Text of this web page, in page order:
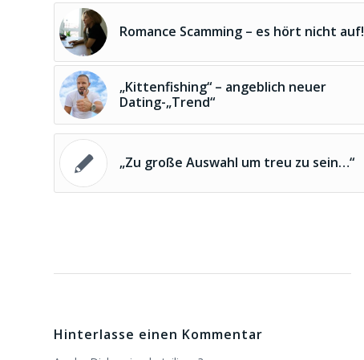
Romance Scamming – es hört nicht auf!
„Kittenfishing“ – angeblich neuer
Dating-„Trend“
„Zu große Auswahl um treu zu sein…“
Hinterlasse einen Kommentar